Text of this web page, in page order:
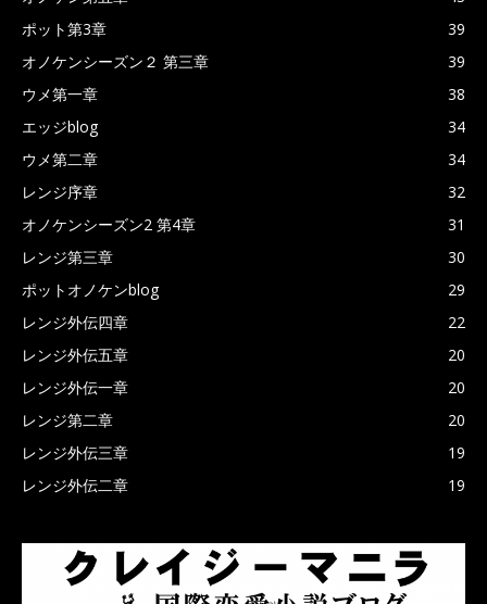
ポット第3章
39
オノケンシーズン２ 第三章
39
ウメ第一章
38
エッジblog
34
ウメ第二章
34
レンジ序章
32
オノケンシーズン2 第4章
31
レンジ第三章
30
ポットオノケンblog
29
レンジ外伝四章
22
レンジ外伝五章
20
レンジ外伝一章
20
レンジ第二章
20
レンジ外伝三章
19
レンジ外伝二章
19